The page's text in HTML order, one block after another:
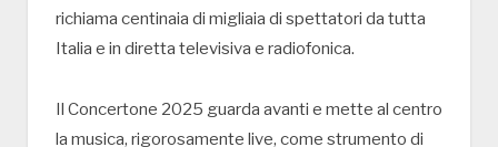
richiama centinaia di migliaia di spettatori da tutta
Italia e in diretta televisiva e radiofonica.
Il Concertone 2025 guarda avanti e mette al centro
la musica, rigorosamente live, come strumento di